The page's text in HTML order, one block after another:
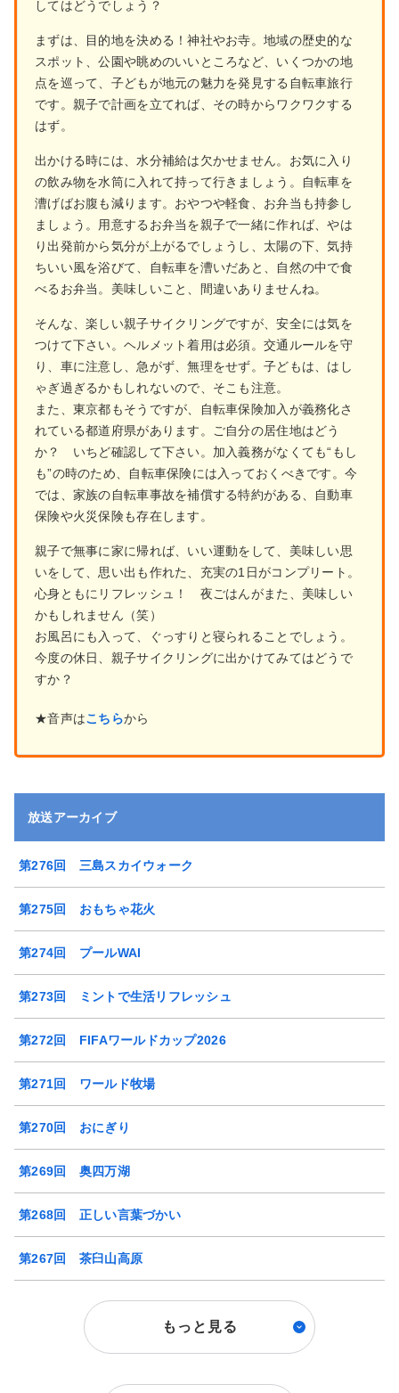
してはどうでしょう？
まずは、目的地を決める！神社やお寺。地域の歴史的な
スポット、公園や眺めのいいところなど、いくつかの地
点を巡って、子どもが地元の魅力を発見する自転車旅行
です。親子で計画を立てれば、その時からワクワクする
はず。
出かける時には、水分補給は欠かせません。お気に入り
の飲み物を水筒に入れて持って行きましょう。自転車を
漕げばお腹も減ります。おやつや軽食、お弁当も持参し
ましょう。用意するお弁当を親子で一緒に作れば、やは
り出発前から気分が上がるでしょうし、太陽の下、気持
ちいい風を浴びて、自転車を漕いだあと、自然の中で食
べるお弁当。美味しいこと、間違いありませんね。
そんな、楽しい親子サイクリングですが、安全には気を
つけて下さい。ヘルメット着用は必須。交通ルールを守
り、車に注意し、急がず、無理をせず。子どもは、はし
ゃぎ過ぎるかもしれないので、そこも注意。
また、東京都もそうですが、自転車保険加入が義務化さ
れている都道府県があります。ご自分の居住地はどう
か？ いちど確認して下さい。加入義務がなくても“もし
も”の時のため、自転車保険には入っておくべきです。今
では、家族の自転車事故を補償する特約がある、自動車
保険や火災保険も存在します。
親子で無事に家に帰れば、いい運動をして、美味しい思
いをして、思い出も作れた、充実の1日がコンプリート。
心身ともにリフレッシュ！ 夜ごはんがまた、美味しい
かもしれません（笑）
お風呂にも入って、ぐっすりと寝られることでしょう。
今度の休日、親子サイクリングに出かけてみてはどうで
すか？
★音声はこちらから
放送アーカイブ
第276回 三島スカイウォーク
第275回 おもちゃ花火
第274回 プールWAI
第273回 ミントで生活リフレッシュ
第272回 FIFAワールドカップ2026
第271回 ワールド牧場
第270回 おにぎり
第269回 奥四万湖
第268回 正しい言葉づかい
第267回 茶臼山高原
もっと見る